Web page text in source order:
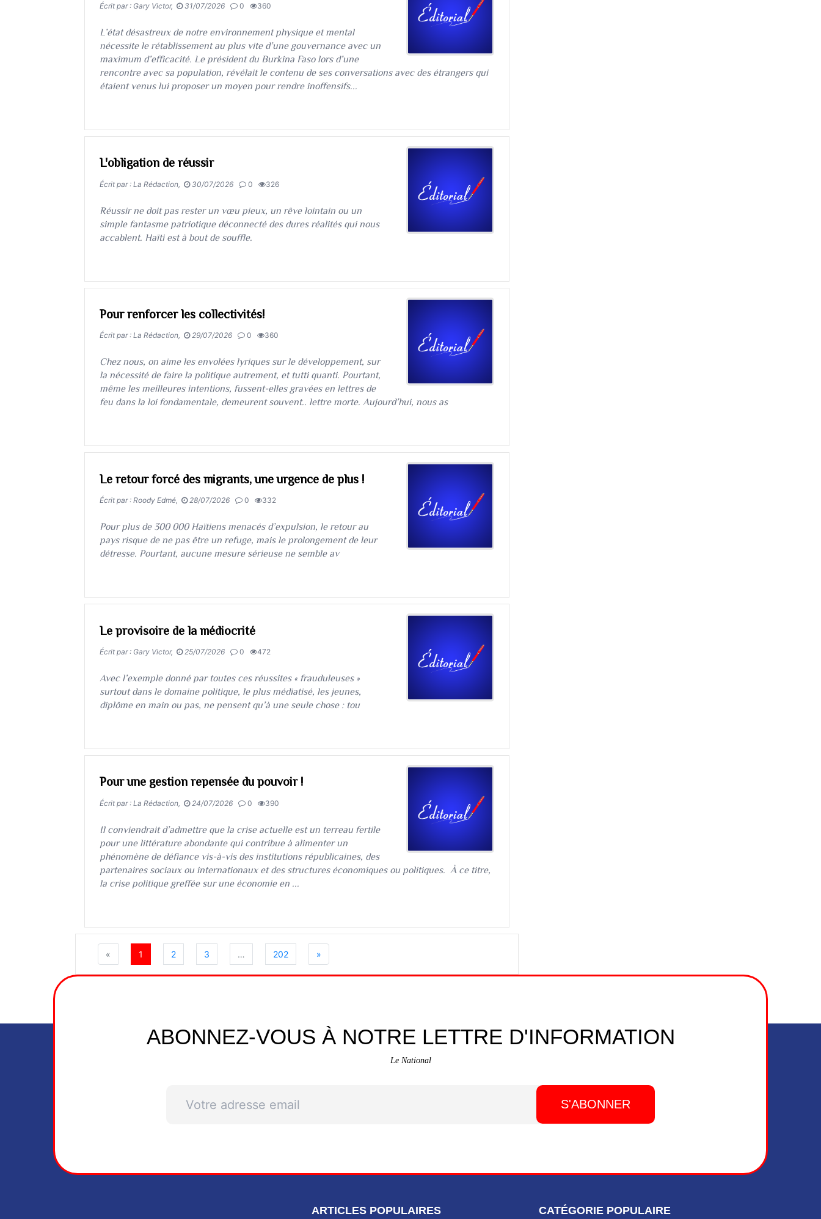
Écrit par : Gary Victor, 31/07/2026 0 360
​​​​​​​L’état désastreux de notre environnement physique et mental
nécessite le rétablissement au plus vite d’une gouvernance avec un
maximum d’efficacité. Le président du Burkina Faso lors d’une
rencontre avec sa population, révélait le contenu de ses conversations avec des étrangers qui
étaient venus lui proposer un moyen pour rendre inoffensifs...
L'obligation de réussir
Écrit par : La Rédaction, 30/07/2026 0 326
​​​​​​​Réussir ne doit pas rester un vœu pieux, un rêve lointain ou un
simple fantasme patriotique déconnecté des dures réalités qui nous
accablent. Haïti est à bout de souffle.
Pour renforcer les collectivités!
Écrit par : La Rédaction, 29/07/2026 0 360
​​​​​​​Chez nous, on aime les envolées lyriques sur le développement, sur
la nécessité de faire la politique autrement, et tutti quanti. Pourtant,
même les meilleures intentions, fussent-elles gravées en lettres de
feu dans la loi fondamentale, demeurent souvent.. lettre morte. Aujourd’hui, nous as
Le retour forcé des migrants, une urgence de plus !
Écrit par : Roody Edmé, 28/07/2026 0 332
​​​​​​​Pour plus de 300 000 Haïtiens menacés d’expulsion, le retour au
pays risque de ne pas être un refuge, mais le prolongement de leur
détresse. Pourtant, aucune mesure sérieuse ne semble av
Le provisoire de la médiocrité
Écrit par : Gary Victor, 25/07/2026 0 472
​​​​​​​Avec l’exemple donné par toutes ces réussites « frauduleuses »
surtout dans le domaine politique, le plus médiatisé, les jeunes,
diplôme en main ou pas, ne pensent qu’à une seule chose : tou
Pour une gestion repensée du pouvoir !
Écrit par : La Rédaction, 24/07/2026 0 390
​​​​​​​Il conviendrait d’admettre que la crise actuelle est un terreau fertile
pour une littérature abondante qui contribue à alimenter un
phénomène de défiance vis-à-vis des institutions républicaines, des
partenaires sociaux ou internationaux et des structures économiques ou politiques. À ce titre,
la crise politique greffée sur une économie en ...
« 1 2 3 … 202 »
ABONNEZ-VOUS À NOTRE LETTRE D'INFORMATION
Le National
ARTICLES POPULAIRES CATÉGORIE POPULAIRE